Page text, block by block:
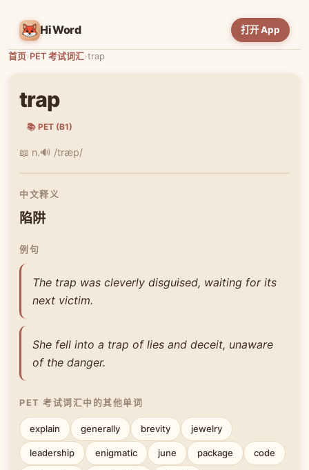
HiWord 打开 App
首页›PET 考试词汇›trap
trap
📚 PET (B1)
📖 n.🔊 /træp/
中文释义
陷阱
例句
The trap was cleverly disguised, waiting for its
next victim.
She fell into a trap of lies and deceit, unaware
of the danger.
PET 考试词汇中的其他单词
explain generally brevity jewelry
leadership enigmatic june package code